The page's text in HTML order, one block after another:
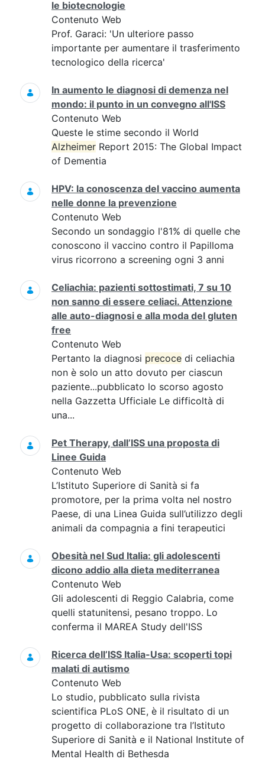
le biotecnologie
Contenuto Web
Prof. Garaci: 'Un ulteriore passo
importante per aumentare il trasferimento
tecnologico della ricerca'
In aumento le diagnosi di demenza nel
mondo: il punto in un convegno all'ISS
Contenuto Web
Queste le stime secondo il World
Alzheimer Report 2015: The Global Impact
of Dementia
HPV: la conoscenza del vaccino aumenta
nelle donne la prevenzione
Contenuto Web
Secondo un sondaggio l'81% di quelle che
conoscono il vaccino contro il Papilloma
virus ricorrono a screening ogni 3 anni
Celiachia: pazienti sottostimati, 7 su 10
non sanno di essere celiaci. Attenzione
alle auto-diagnosi e alla moda del gluten
free
Contenuto Web
Pertanto la diagnosi precoce di celiachia
non è solo un atto dovuto per ciascun
paziente...pubblicato lo scorso agosto
nella Gazzetta Ufficiale Le difficoltà di
una...
Pet Therapy, dall’ISS una proposta di
Linee Guida
Contenuto Web
L’Istituto Superiore di Sanità si fa
promotore, per la prima volta nel nostro
Paese, di una Linea Guida sull’utilizzo degli
animali da compagnia a fini terapeutici
Obesità nel Sud Italia: gli adolescenti
dicono addio alla dieta mediterranea
Contenuto Web
Gli adolescenti di Reggio Calabria, come
quelli statunitensi, pesano troppo. Lo
conferma il MAREA Study dell'ISS
Ricerca dell’ISS Italia-Usa: scoperti topi
malati di autismo
Contenuto Web
Lo studio, pubblicato sulla rivista
scientifica PLoS ONE, è il risultato di un
progetto di collaborazione tra l’Istituto
Superiore di Sanità e il National Institute of
Mental Health di Bethesda